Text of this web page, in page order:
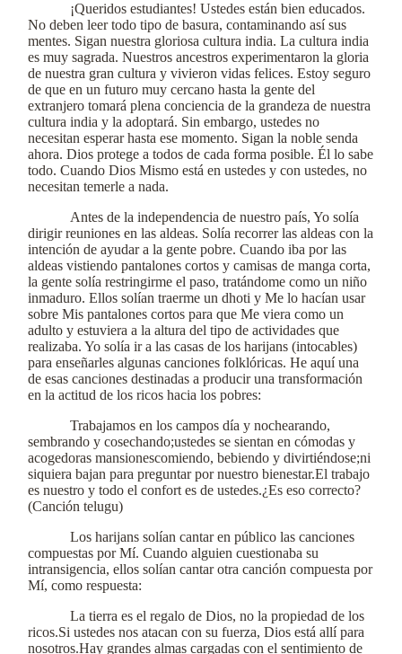
¡Queridos estudiantes! Ustedes están bien educados.
No deben leer todo tipo de basura, contaminando así sus
mentes. Sigan nuestra gloriosa cultura india. La cultura india
es muy sagrada. Nuestros ancestros experimentaron la gloria
de nuestra gran cultura y vivieron vidas felices. Estoy seguro
de que en un futuro muy cercano hasta la gente del
extranjero tomará plena conciencia de la grandeza de nuestra
cultura india y la adoptará. Sin embargo, ustedes no
necesitan esperar hasta ese momento. Sigan la noble senda
ahora. Dios protege a todos de cada forma posible. Él lo sabe
todo. Cuando Dios Mismo está en ustedes y con ustedes, no
necesitan temerle a nada.
Antes de la independencia de nuestro país, Yo solía
dirigir reuniones en las aldeas. Solía recorrer las aldeas con la
intención de ayudar a la gente pobre. Cuando iba por las
aldeas vistiendo pantalones cortos y camisas de manga corta,
la gente solía restringirme el paso, tratándome como un niño
inmaduro. Ellos solían traerme un dhoti y Me lo hacían usar
sobre Mis pantalones cortos para que Me viera como un
adulto y estuviera a la altura del tipo de actividades que
realizaba. Yo solía ir a las casas de los harijans (intocables)
para enseñarles algunas canciones folklóricas. He aquí una
de esas canciones destinadas a producir una transformación
en la actitud de los ricos hacia los pobres:
Trabajamos en los campos día y nochearando,
sembrando y cosechando;ustedes se sientan en cómodas y
acogedoras mansionescomiendo, bebiendo y divirtiéndose;ni
siquiera bajan para preguntar por nuestro bienestar.El trabajo
es nuestro y todo el confort es de ustedes.¿Es eso correcto?
(Canción telugu)
Los harijans solían cantar en público las canciones
compuestas por Mí. Cuando alguien cuestionaba su
intransigencia, ellos solían cantar otra canción compuesta por
Mí, como respuesta:
La tierra es el regalo de Dios, no la propiedad de los
ricos.Si ustedes nos atacan con su fuerza, Dios está allí para
nosotros.Hay grandes almas cargadas con el sentimiento de